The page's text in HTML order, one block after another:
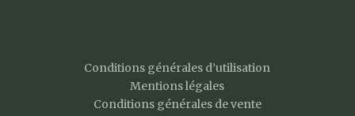
Conditions générales d’utilisation
Mentions légales
Conditions générales de vente